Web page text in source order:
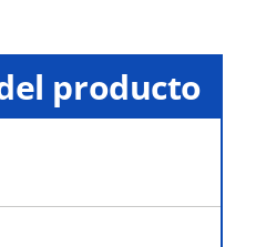
producto